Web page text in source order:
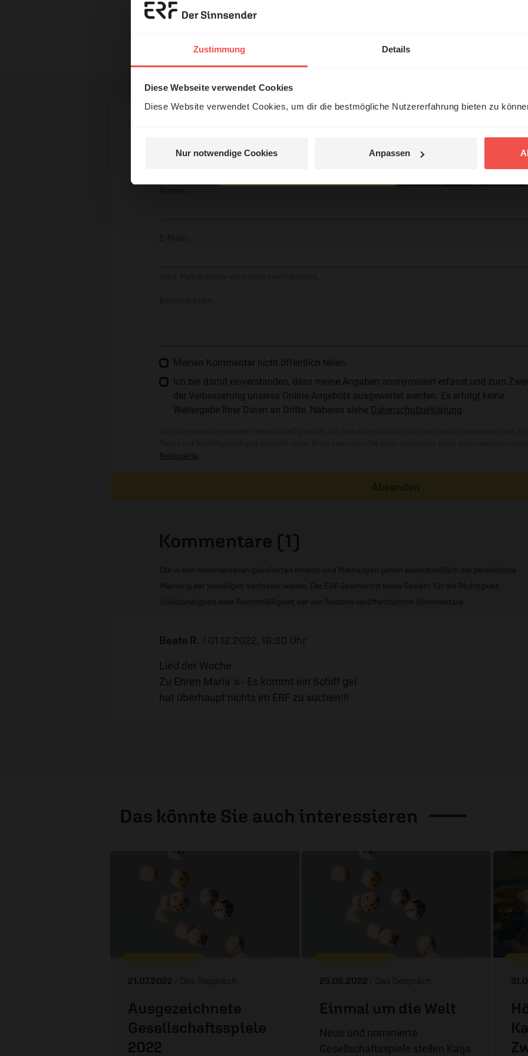
Zustimmung Details
Diese Webseite verwendet Cookies
Diese Website verwendet Cookies, um dir die bestmögliche Nutzererfahrung bieten zu
Nur notwendige Cookies Anpassen
Next Station London
Meinen Kommentar nicht öffentlich teilen.
Ich bin damit einverstanden, dass meine Angaben anonymisiert erfasst und zum
der Verbesserung unseres Online-Angebots ausgewertet werden. Es erfolgt keine
Weitergabe Ihrer Daten an Dritte. Näheres siehe Datenschutzerklärung
Netiquette
Absenden
Kommentare (1)
Die in den Kommentaren geäußerten Inhalte und Meinungen geben ausschließlich die persönliche
Meinung der jeweiligen Verfasser wieder. Der ERF übernimmt keine Gewähr für die Richtigkeit,
Vollständigkeit oder Rechtmäßigkeit der von Nutzern veröffentlichten Kommentare.
Beate R. / 01.12.2022, 16:30 Uhr
Lied der Woche
Zu Ehren Maria´s - Es kommt ein Schiff gel.
hat überhaupt nichts im ERF zu suchen!!!
Das könnte Sie auch interessieren
21.07.2022 / Das Gespräch
Ausgezeichnete
Gesellschaftsspiele
2022
25.05.2022 / Das Gespräch
Einmal um die Welt
Neue und nominierte
Gesellschaftsspiele stellen Katja
Erzähl mal!
Das erleben unsere Hörerinnen
und Hörer mit Gott ...
Jetzt Geschichten